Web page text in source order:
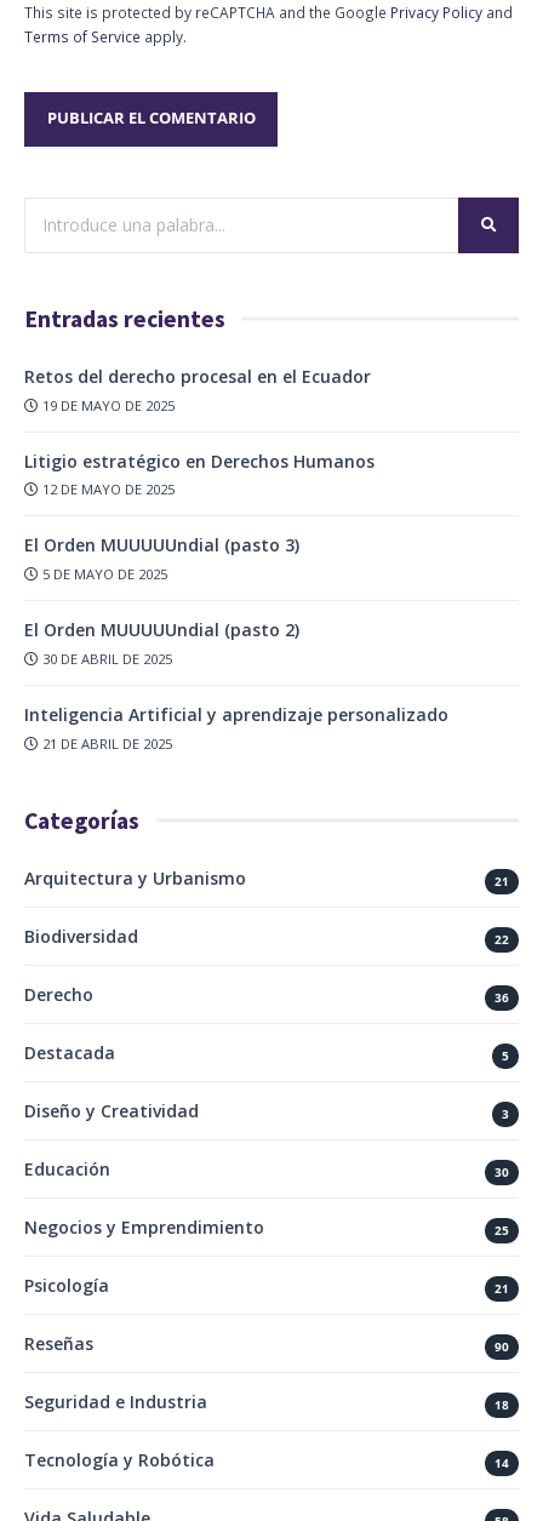
This site is protected by reCAPTCHA and the Google Privacy Policy and
Terms of Service apply.
Entradas recientes
Retos del derecho procesal en el Ecuador
19 DE MAYO DE 2025
Litigio estratégico en Derechos Humanos
12 DE MAYO DE 2025
El Orden MUUUUUndial (pasto 3)
5 DE MAYO DE 2025
El Orden MUUUUUndial (pasto 2)
30 DE ABRIL DE 2025
Inteligencia Artificial y aprendizaje personalizado
21 DE ABRIL DE 2025
Categorías
Arquitectura y Urbanismo 21
Biodiversidad 22
Derecho 36
Destacada 5
Diseño y Creatividad 3
Educación 30
Negocios y Emprendimiento 25
Psicología 21
Reseñas 90
Seguridad e Industria 18
Tecnología y Robótica 14